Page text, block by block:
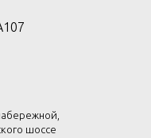
шоссе